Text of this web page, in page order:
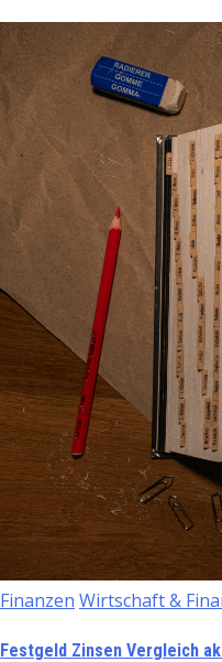
Finanzen Wirtschaft &
Festgeld Zinsen Vergleich